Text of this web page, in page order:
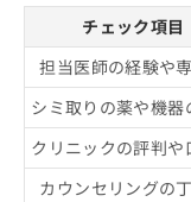
チェック項目
担当医師の経験や
シミ取りの薬や機器
クリニックの評判や
カウンセリングの